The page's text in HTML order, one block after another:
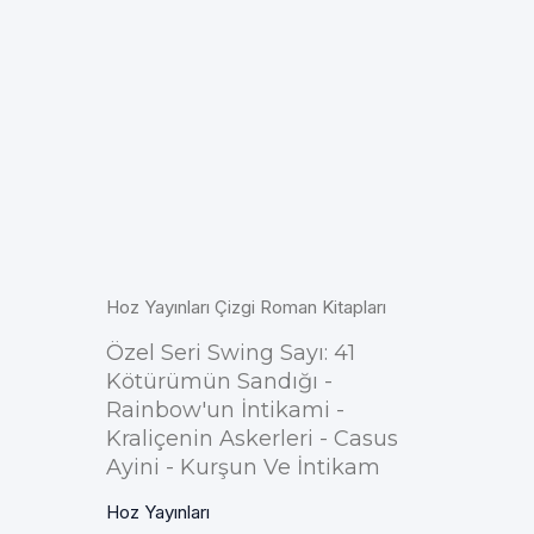
Hoz Yayınları Çizgi Roman Kitapları
Özel Seri Swing Sayı: 41
Kötürümün Sandığı -
Rainbow'un İntikami -
Kraliçenin Askerleri - Casus
Ayini - Kurşun Ve İntikam
Hoz Yayınları